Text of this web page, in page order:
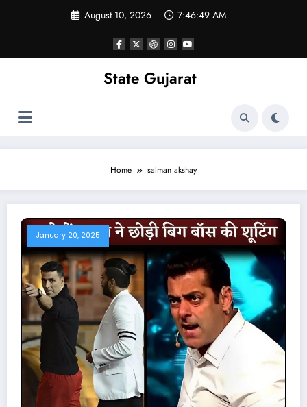
August 10, 2026 7:46:50 AM
State Gujarat
Home salman akshay
January 20, 2025